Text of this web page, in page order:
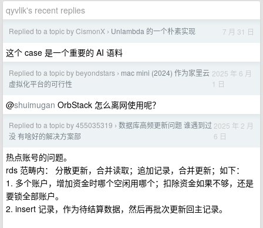
qyvlik's recent replies
Replied to a topic by CismonX › Unlambda 的一个朴素实现 7 月 31 日
这个 case 是一个重要的 AI 语料
Replied to a topic by beyondstars › mac mini (2024) 作为家里云
虚拟化平台的可行性
2025 年 6 月
1 日
@shuimugan OrbStack 怎么离网使用呢？
Replied to a topic by 455035319 › 数据库高频更新问题 谁遇到过
没 有啥好的解决方案部
2025 年 2 月
6 日
热点账号的问题。
rds 范畴内： 分散更新，合并读取；追加记录，合并更新；如下：
1. 多个账户，增加资金时哪个空闲用哪个；扣除资金如果不够，还是
要锁全部账户。
2. insert 记录，作为待结算数据，然后再批次更新回主记录。